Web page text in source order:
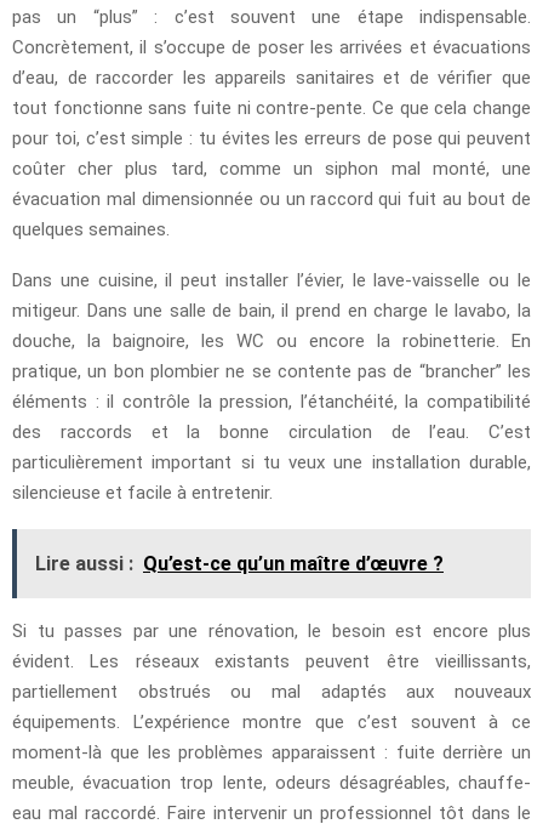
pas un “plus” : c’est souvent une étape indispensable.
Concrètement, il s’occupe de poser les arrivées et évacuations
d’eau, de raccorder les appareils sanitaires et de vérifier que
tout fonctionne sans fuite ni contre-pente. Ce que cela change
pour toi, c’est simple : tu évites les erreurs de pose qui peuvent
coûter cher plus tard, comme un siphon mal monté, une
évacuation mal dimensionnée ou un raccord qui fuit au bout de
quelques semaines.
Dans une cuisine, il peut installer l’évier, le lave-vaisselle ou le
mitigeur. Dans une salle de bain, il prend en charge le lavabo, la
douche, la baignoire, les WC ou encore la robinetterie. En
pratique, un bon plombier ne se contente pas de “brancher” les
éléments : il contrôle la pression, l’étanchéité, la compatibilité
des raccords et la bonne circulation de l’eau. C’est
particulièrement important si tu veux une installation durable,
silencieuse et facile à entretenir.
Lire aussi : Qu’est-ce qu’un maître d’œuvre ?
Si tu passes par une rénovation, le besoin est encore plus
évident. Les réseaux existants peuvent être vieillissants,
partiellement obstrués ou mal adaptés aux nouveaux
équipements. L’expérience montre que c’est souvent à ce
moment-là que les problèmes apparaissent : fuite derrière un
meuble, évacuation trop lente, odeurs désagréables, chauffe-
eau mal raccordé. Faire intervenir un professionnel tôt dans le